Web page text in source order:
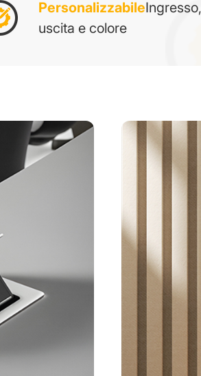
PersonalizzabileIngresso,
uscita e colore